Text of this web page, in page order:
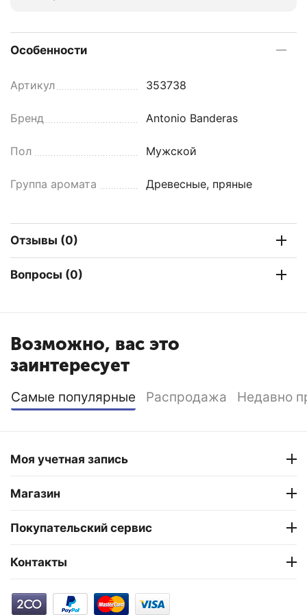
Особенности
Артикул 353738
Бренд Antonio Banderas
Пол Мужской
Группа аромата Древесные, пряные
Отзывы (0)
Вопросы (0)
Возможно, вас это
заинтересует
Самые популярные Распродажа Недавно
Моя учетная запись
Магазин
Покупательский сервис
Контакты